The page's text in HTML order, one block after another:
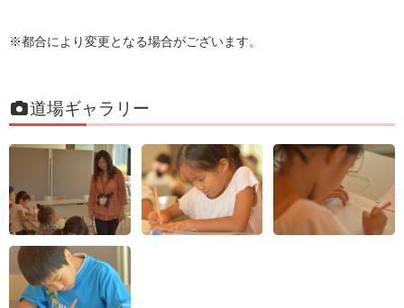
※都合により変更となる場合がございます。
道場ギャラリー